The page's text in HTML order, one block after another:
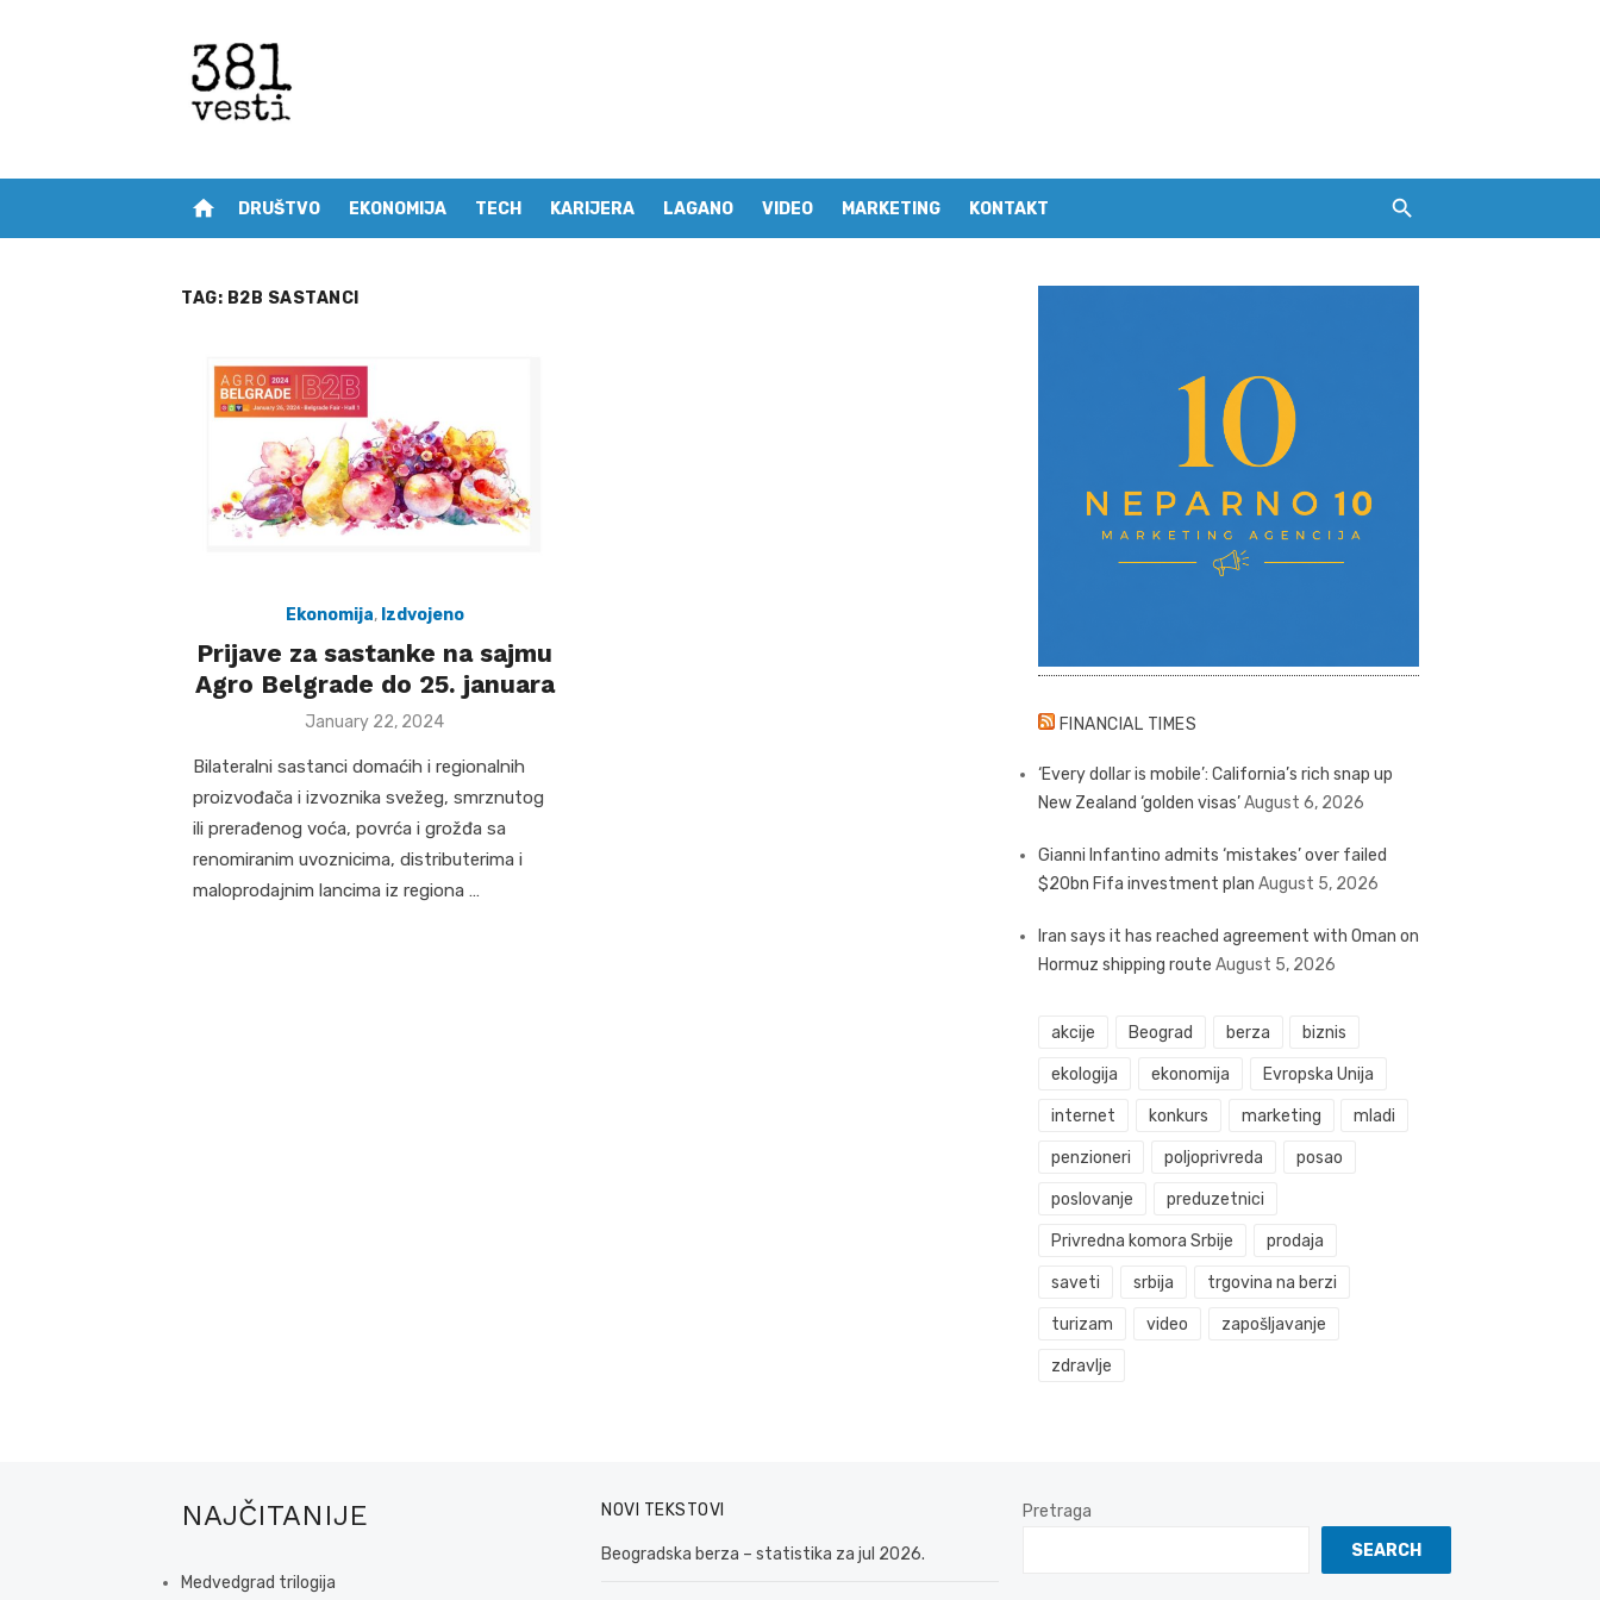
home DRUŠTVO EKONOMIJA TECH KARIJERA LAGANO VIDEO MARKETING KONTAKT
TAG: B2B SASTANCI
Ekonomija, Izdvojeno
Prijave za sastanke na sajmu
Agro Belgrade do 25. januara
Posted
January 22, 2024
Bilateralni sastanci domaćih i regionalnih
proizvođača i izvoznika svežeg, smrznutog
ili prerađenog voća, povrća i grožđa sa
renomiranim uvoznicima, distributerima i
maloprodajnim lancima iz regiona …
FINANCIAL TIMES
‘Every dollar is mobile’: California’s rich snap up
New Zealand ‘golden visas’August 6, 2026
Gianni Infantino admits ‘mistakes’ over failed
$20bn Fifa investment plan August 5, 2026
Iran says it has reached agreement with Oman on
Hormuz shipping route August 5, 2026
akcije Beograd berza biznis
ekologija ekonomija Evropska Unija
internet konkurs marketing mladi
penzioneri poljoprivreda posao
poslovanje preduzetnici
Privredna komora Srbije prodaja
saveti srbija trgovina na berzi
turizam video zapošljavanje
zdravlje
NAJČITANIJE
Medvedgrad trilogija
NOVI TEKSTOVI
Beogradska berza – statistika za jul 2026.
Pretraga
SEARCH